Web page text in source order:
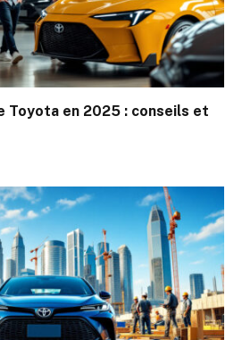
Toyota en 2025 : conseils et